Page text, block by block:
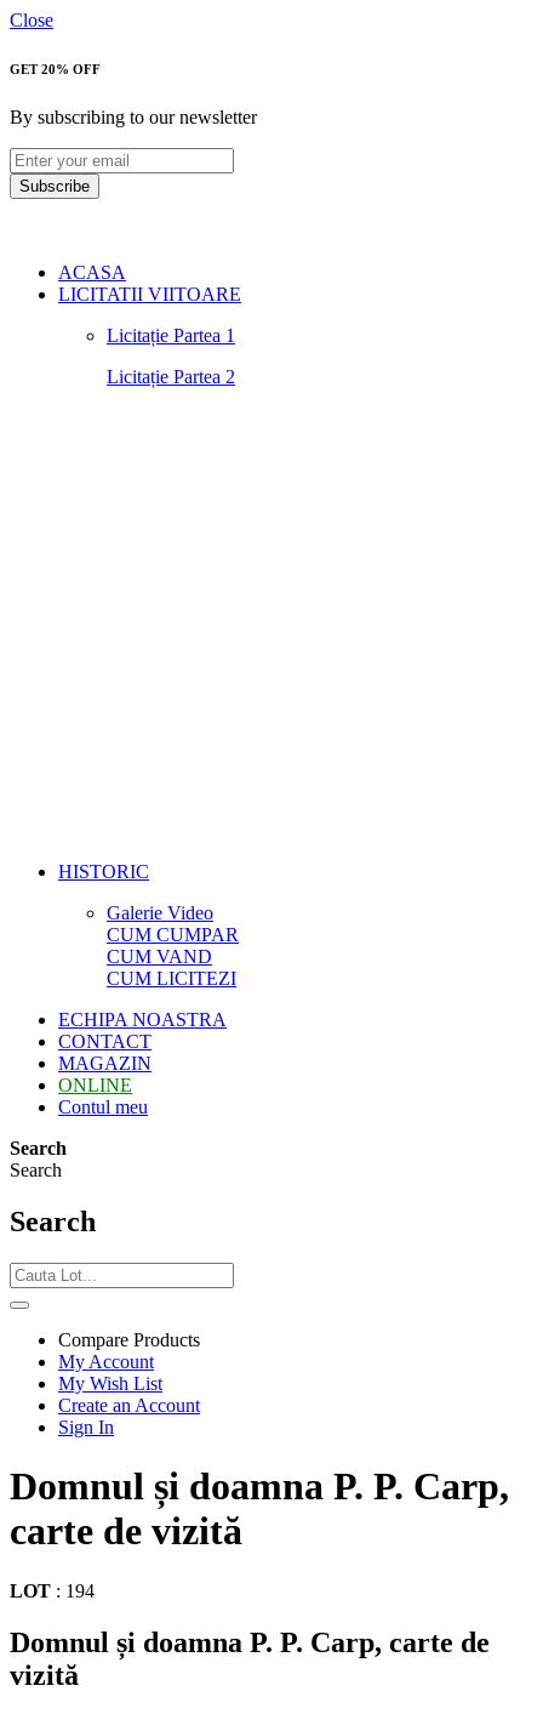
Close
GET 20% OFF
By subscribing to our newsletter
Subscribe
ACASA
LICITATII VIITOARE
Licitație Partea 1
Licitație Partea 2
HISTORIC
Galerie Video
CUM CUMPAR
CUM VAND
CUM LICITEZI
ECHIPA NOASTRA
CONTACT
MAGAZIN
ONLINE
Contul meu
Search
Search
Search
Compare Products
My Account
My Wish List
Create an Account
Sign In
Domnul și doamna P. P. Carp,
carte de vizită
LOT : 194
Domnul și doamna P. P. Carp, carte de
vizită